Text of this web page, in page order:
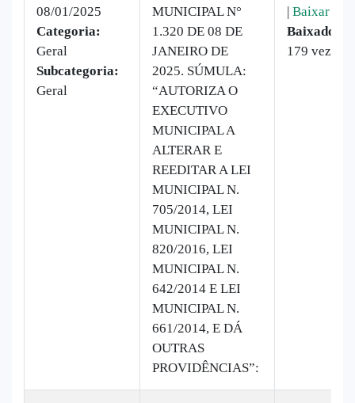
08/01/2025
Categoria:
Geral
Subcategoria:
Geral
MUNICIPAL N°
1.320 DE 08 DE
JANEIRO DE
2025. SÚMULA:
“AUTORIZA O
EXECUTIVO
MUNICIPAL A
ALTERAR E
REEDITAR A LEI
MUNICIPAL N.
705/2014, LEI
MUNICIPAL N.
820/2016, LEI
MUNICIPAL N.
642/2014 E LEI
MUNICIPAL N.
661/2014, E DÁ
OUTRAS
PROVIDÊNCIAS”:
| Baixar
Baixado:
179 vezes